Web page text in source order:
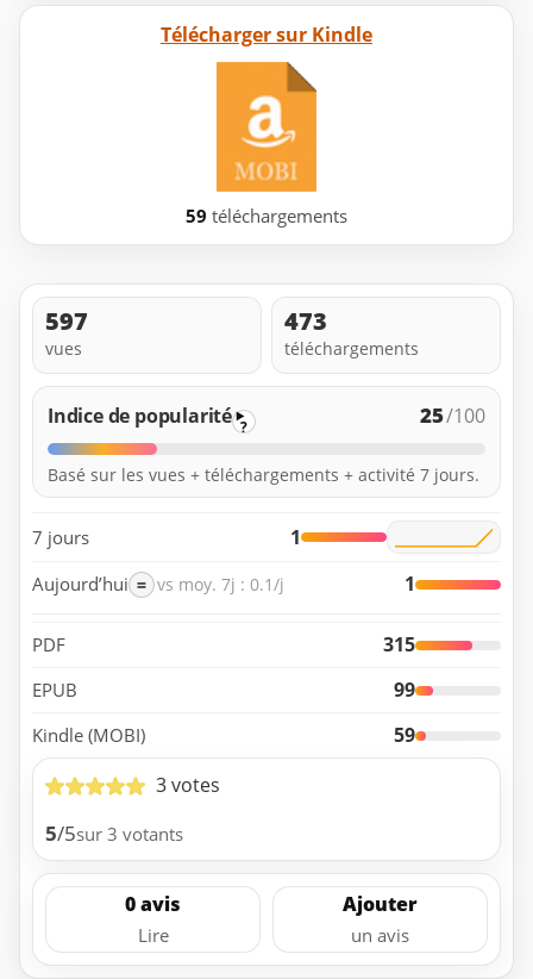
Télécharger sur Kindle
59 téléchargements
597
vues
473
téléchargements
Indice de popularité ? 25/100
Basé sur les vues + téléchargements + activité 7 jours.
7 jours 1
Aujourd’hui = vs moy. 7j : 0.1/j 1
PDF 315
EPUB 99
Kindle (MOBI)
59
3 votes
5/5sur 3 votants
0 avis
Lire
Ajouter
un avis